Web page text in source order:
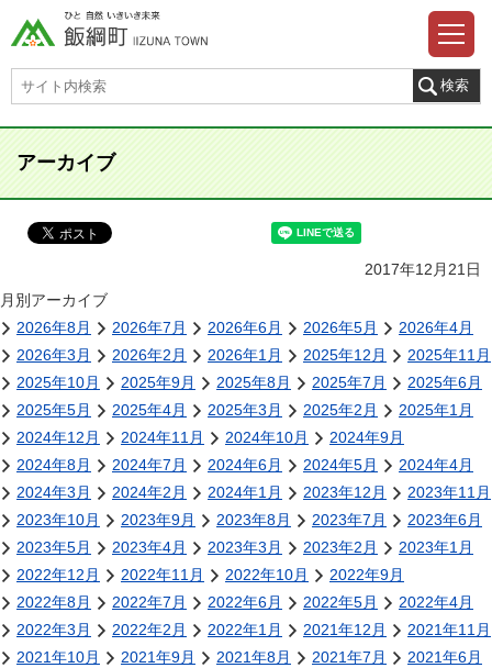
アーカイブ
2017年12月21日
月別アーカイブ
2026年8月
2026年7月 2026年6月 2026年5月
2026年4月
2026年3月
2026年2月 2026年1月 2025年12月
2025年11月
2025年10月
2025年9月 2025年8月 2025年7月
2025年6月
2025年5月
2025年4月 2025年3月 2025年2月
2025年1月
2024年12月
2024年11月 2024年10月
2024年9月
2024年8月
2024年7月 2024年6月 2024年5月
2024年4月
2024年3月
2024年2月 2024年1月 2023年12月
2023年11月
2023年10月
2023年9月 2023年8月 2023年7月
2023年6月
2023年5月
2023年4月 2023年3月 2023年2月
2023年1月
2022年12月
2022年11月 2022年10月
2022年9月
2022年8月
2022年7月 2022年6月 2022年5月
2022年4月
2022年3月
2022年2月 2022年1月 2021年12月
2021年11月
2021年10月
2021年9月 2021年8月 2021年7月
2021年6月